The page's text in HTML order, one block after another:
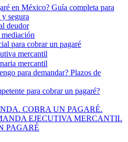
en México? Guía completa para
segura
deudor
para cobrar un pagaré
mercantil
mercantil
para demandar? Plazos de
para cobrar un pagaré?
COBRA UN PAGARÉ.
EJECUTIVA MERCANTIL
PAGARÉ